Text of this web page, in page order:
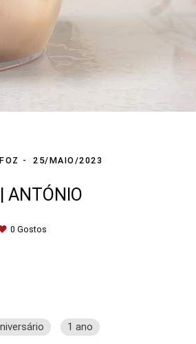
25/MAIO/2023
ANTÓNIO
0 Gostos
1 ano